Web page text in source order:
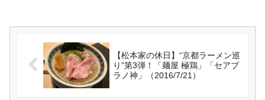
【松本家の休日】“京都ラーメン巡
り”第3弾！「麺屋 極鶏」「セアブ
ラノ神」（2016/7/21）